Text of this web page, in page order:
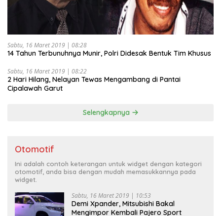
Sabtu, 16 Maret 2019 | 08:28
14 Tahun Terbunuhnya Munir, Polri Didesak Bentuk Tim Khusus
Sabtu, 16 Maret 2019 | 08:22
2 Hari Hilang, Nelayan Tewas Mengambang di Pantai
Cipalawah Garut
Selengkapnya
Otomotif
Ini adalah contoh keterangan untuk widget dengan kategori
otomotif, anda bisa dengan mudah memasukkannya pada
widget.
Sabtu, 16 Maret 2019 | 10:53
Demi Xpander, Mitsubishi Bakal
Mengimpor Kembali Pajero Sport